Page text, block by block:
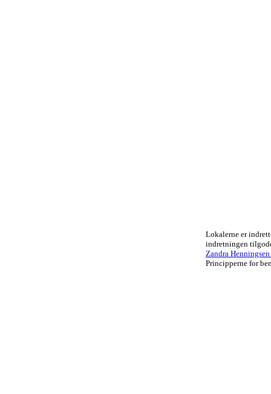
Lokalerne er
indretningen
Zandra Henningsen
Principperne for